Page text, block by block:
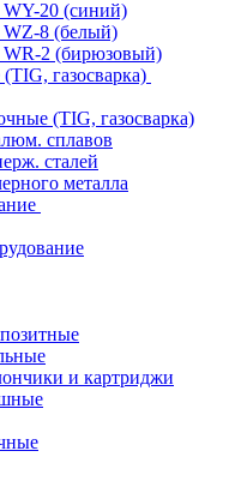
20 (синий)
8 (белый)
2 (бирюзовый)
газосварка)
(TIG, газосварка)
сплавов
сталей
металла
и картриджи